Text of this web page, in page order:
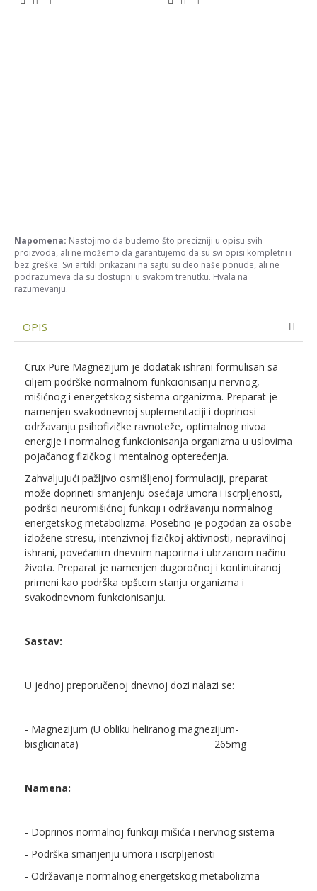
Napomena: Nastojimo da budemo što precizniji u opisu svih
proizvoda, ali ne možemo da garantujemo da su svi opisi kompletni i
bez greške. Svi artikli prikazani na sajtu su deo naše ponude, ali ne
podrazumeva da su dostupni u svakom trenutku. Hvala na
razumevanju.
OPIS
Crux Pure Magnezijum je dodatak ishrani formulisan sa
ciljem podrške normalnom funkcionisanju nervnog,
mišićnog i energetskog sistema organizma. Preparat je
namenjen svakodnevnoj suplementaciji i doprinosi
održavanju psihofizičke ravnoteže, optimalnog nivoa
energije i normalnog funkcionisanja organizma u uslovima
pojačanog fizičkog i mentalnog opterećenja.
Zahvaljujući pažljivo osmišljenoj formulaciji, preparat
može doprineti smanjenju osećaja umora i iscrpljenosti,
podršci neuromišićnoj funkciji i održavanju normalnog
energetskog metabolizma. Posebno je pogodan za osobe
izložene stresu, intenzivnoj fizičkoj aktivnosti, nepravilnoj
ishrani, povećanim dnevnim naporima i ubrzanom načinu
života. Preparat je namenjen dugoročnoj i kontinuiranoj
primeni kao podrška opštem stanju organizma i
svakodnevnom funkcionisanju.
Sastav:
U jednoj preporučenoj dnevnoj dozi nalazi se:
- Magnezijum (U obliku heliranog magnezijum-
bisglicinata)
265mg
Namena:
- Doprinos normalnoj funkciji mišića i nervnog sistema
- Podrška smanjenju umora i iscrpljenosti
- Održavanje normalnog energetskog metabolizma